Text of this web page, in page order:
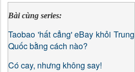
Bài cùng series:
Taobao 'hất cẳng' eBay khỏi Trung
Quốc bằng cách nào?
Có cay, nhưng không say!